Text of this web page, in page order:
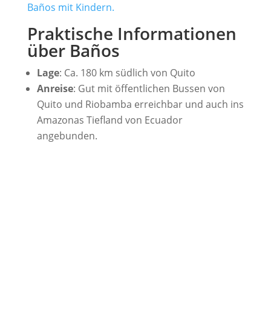
Baños mit Kindern.
Praktische Informationen
über Baños
Lage: Ca. 180 km südlich von Quito
Anreise: Gut mit öffentlichen Bussen von
Quito und Riobamba erreichbar und auch ins
Amazonas Tiefland von Ecuador
angebunden.